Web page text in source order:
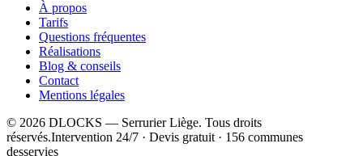
À propos
Tarifs
Questions fréquentes
Réalisations
Blog & conseils
Contact
Mentions légales
© 2026 DLOCKS — Serrurier Liège. Tous droits
réservés.Intervention 24/7 · Devis gratuit · 156 communes
desservies